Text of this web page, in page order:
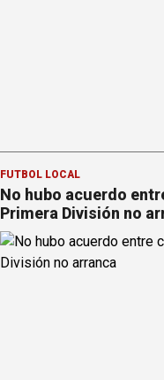
FÚTBOL LOCAL
No hubo acuerdo
Primera División no